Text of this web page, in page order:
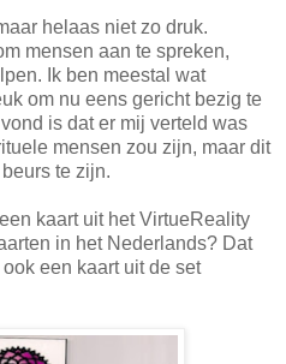
helaas niet zo druk.
mensen aan te spreken,
Ik ben meestal wat
om nu eens gericht bezig te
is dat er mij verteld was
mensen zou zijn, maar dit
te zijn.
kaart uit het VirtueReality
in het Nederlands? Dat
een kaart uit de set